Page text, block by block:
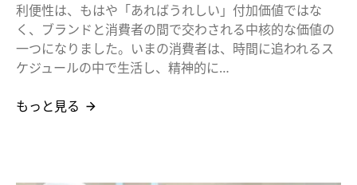
利便性は、もはや「あればうれしい」付加価値ではな
く、ブランドと消費者の間で交わされる中核的な価値の
一つになりました。いまの消費者は、時間に追われるス
ケジュールの中で生活し、精神的に…
もっと見る